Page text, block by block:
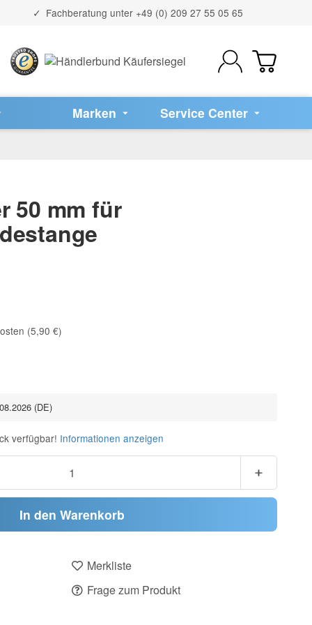
Fachberatung unter +49 (0) 209 27 55 05 65
Marken Service Center
50 mm für
(5,90 €)
(DE)
verfügbar! Informationen anzeigen
In den Warenkorb
Merkliste
Frage zum Produkt